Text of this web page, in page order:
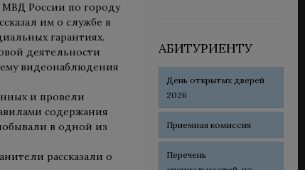
России по городу
им о службе в
гарантиях.
деятельности
видеонаблюдения
и провели
содержания
в одной из
рассказали о
АБИТУРИЕНТУ
День открытых дверей
2026
Приемная комиссия
Перечень